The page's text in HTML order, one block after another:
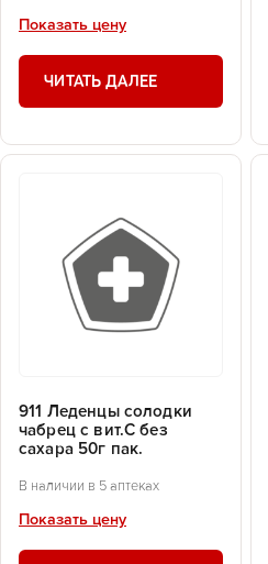
Показать цену
ЧИТАТЬ ДАЛЕЕ
911 Леденцы солодки
чабрец с вит.С без
сахара 50г пак.
В наличии в 5 аптеках
Показать цену